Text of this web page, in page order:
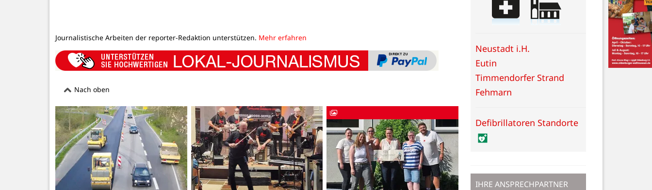
Journalistische Arbeiten der reporter-Redaktion unterstützen. Mehr erfahren
Nach oben
Neustadt i.H.
Eutin
Timmendorfer Strand
Fehmarn
Defibrillatoren Standorte
IHRE ANSPRECHPARTNER